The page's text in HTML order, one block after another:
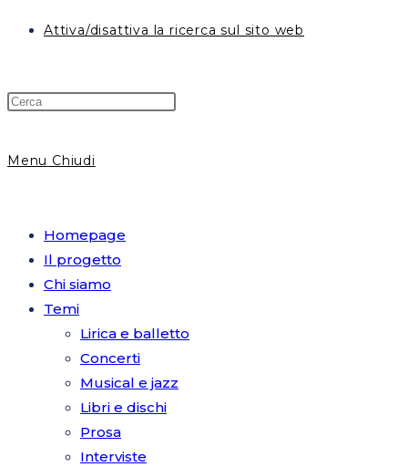
Attiva/disattiva la ricerca sul sito web
Menu Chiudi
Homepage
Il progetto
Chi siamo
Temi
Lirica e balletto
Concerti
Musical e jazz
Libri e dischi
Prosa
Interviste